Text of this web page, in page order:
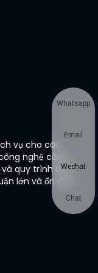
vụ cho các
nghệ công
quy trình bảo
lớn và ổn định
Whatsapp
Email
Wechat
Chat